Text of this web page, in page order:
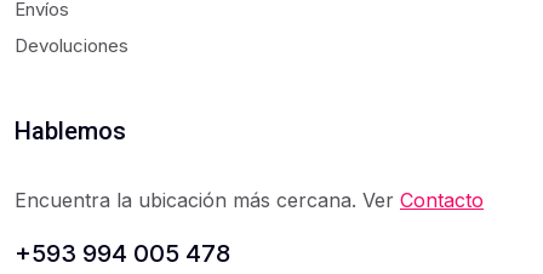
Envíos
Devoluciones
Hablemos
Encuentra la ubicación más cercana. Ver Contacto
+593 994 005 478